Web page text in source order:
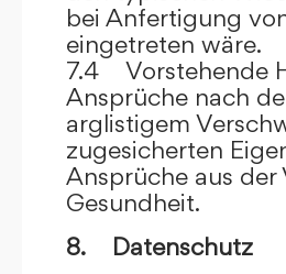
bei Anfertigung
eingetreten wäre.
7.4 Vorstehende
Ansprüche nach
arglistigem
zugesicherten
Ansprüche aus der
Gesundheit.
8. Datenschutz